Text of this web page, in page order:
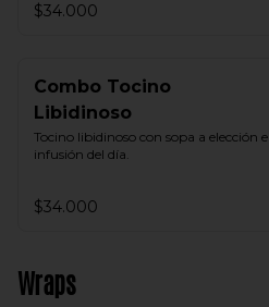
$34.000
Combo Tocino
Libidinoso
Tocino libidinoso con sopa a elección e
infusión del día.
$34.000
Wraps